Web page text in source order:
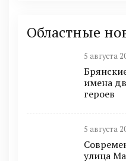
Областные
5 августа
имена
героев
5 августа
улица